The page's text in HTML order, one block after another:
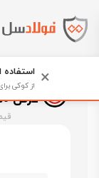
فولادسل
عرض 1250
× استفاده
از کوکی